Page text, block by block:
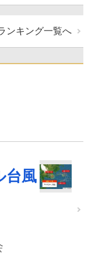
ンキング一覧へ
台風